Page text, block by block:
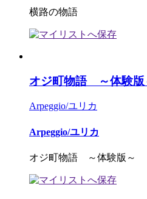
横路の物語
オジ町物語 ～体験版
Arpeggio/ユリカ
Arpeggio/ユリカ
オジ町物語 ～体験版～